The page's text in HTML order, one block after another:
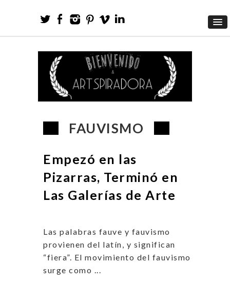
FAUVISMO
Empezó en las
Pizarras, Terminó en
Las Galerías de Arte
Las palabras fauve y fauvismo
provienen del latín, y significan
“fiera”. El movimiento del fauvismo
surge como ...